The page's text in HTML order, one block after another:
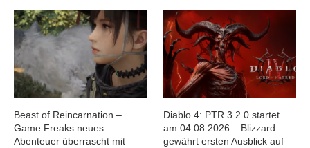
Beast of Reincarnation –
Game Freaks neues
Abenteuer überrascht mit
Diablo 4: PTR 3.2.0 startet
am 04.08.2026 – Blizzard
gewährt ersten Ausblick auf